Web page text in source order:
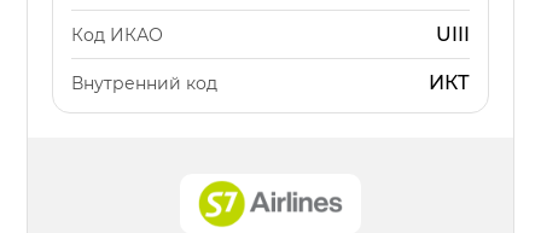
Код ИКАО UIII
Внутренний код ИКТ